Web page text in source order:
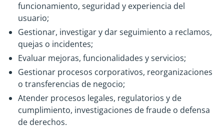
funcionamiento, seguridad y experiencia del
usuario;
Gestionar, investigar y dar seguimiento a reclamos,
quejas o incidentes;
Evaluar mejoras, funcionalidades y servicios;
Gestionar procesos corporativos, reorganizaciones
o transferencias de negocio;
Atender procesos legales, regulatorios y de
cumplimiento, investigaciones de fraude o defensa
de derechos.